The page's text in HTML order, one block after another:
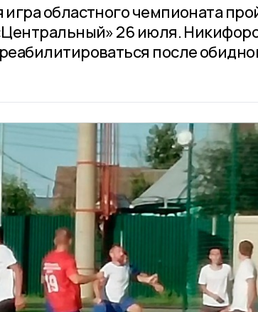
областного чемпионата
26 июля.
после